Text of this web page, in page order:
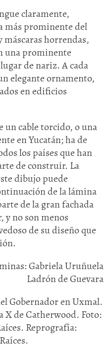
claramente,
más prominente del
máscaras horrendas,
una prominente
de nariz. A cada
elegante ornamento,
en edificios
un cable torcido, o una
en Yucatán; ha de
los países que han
de construir. La
dibujo puede
de la lámina
de la gran fachada
y no son menos
de su diseño que
Gabriela Uruñuela
Ladrón de Guevara
Gobernador en Uxmal.
X de Catherwood. Foto:
Reprografía: